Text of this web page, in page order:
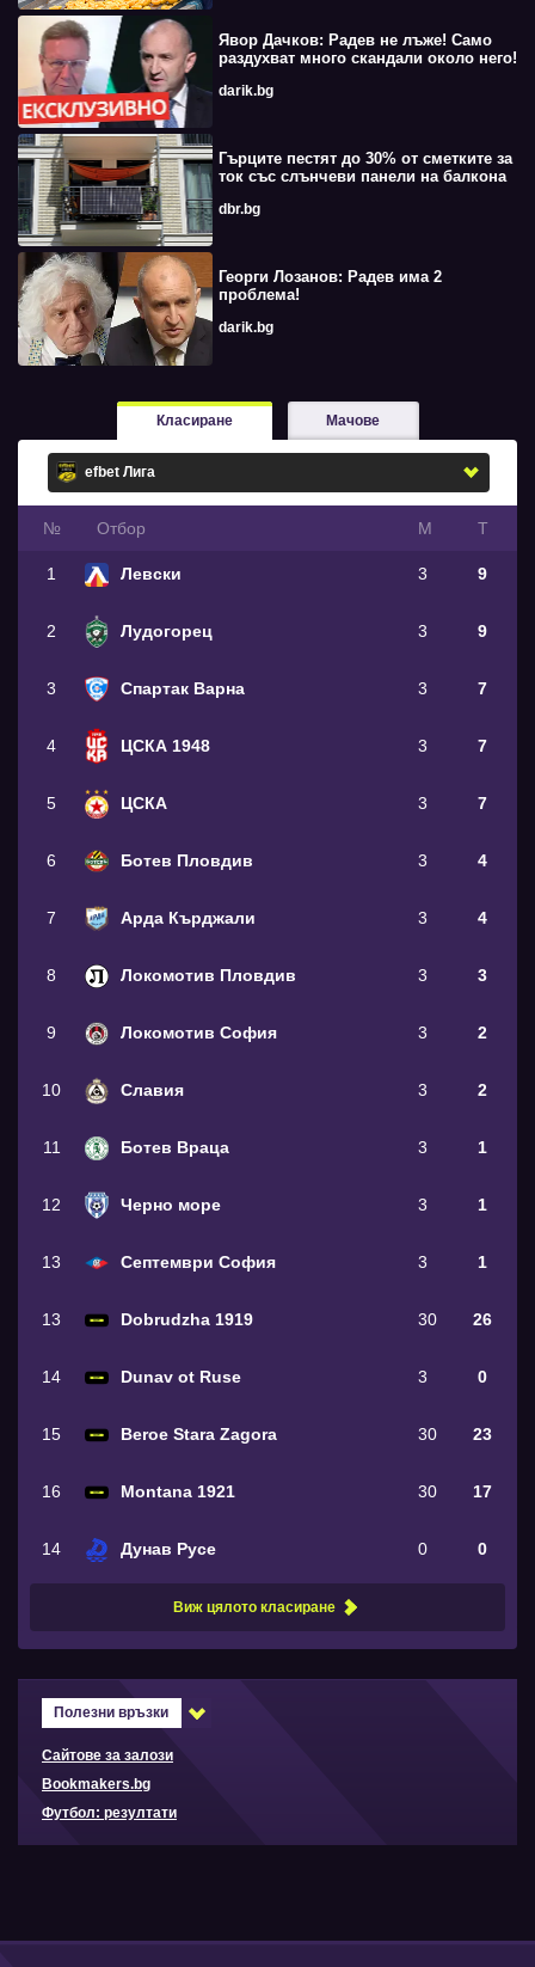
Явор Дачков: Радев не лъже! Само
раздухват много скандали около него!
darik.bg
Гърците пестят до 30% от сметките за
ток със слънчеви панели на балкона
dbr.bg
Георги Лозанов: Радев има 2
проблема!
darik.bg
Класиране Мачове
№ Oтбор М Т
1 Левски 3 9
2 Лудогорец 3 9
3 Спартак Варна 3 7
4 ЦСКА 1948 3 7
5 ЦСКА 3 7
6 Ботев Пловдив 3 4
7 Арда Кърджали 3 4
8 Локомотив Пловдив 3 3
9 Локомотив София 3 2
10 Славия 3 2
11 Ботев Враца 3 1
12 Черно море 3 1
13 Септември София 3 1
13 Dobrudzha 1919 30 26
14 Dunav ot Ruse 3 0
15 Beroe Stara Zagora 30 23
16 Montana 1921 30 17
14 Дунав Русе 0 0
Виж цялото класиране
Полезни връзки
Сайтове за залози
Bookmakers.bg
Футбол: резултати